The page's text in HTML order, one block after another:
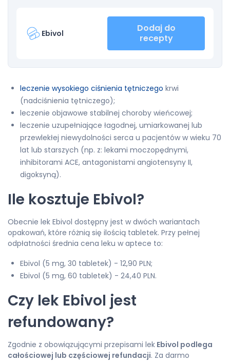
Ebivol
Dodaj do
recepty
leczenie wysokiego ciśnienia tętniczego krwi
(nadciśnienia tętniczego);
leczenie objawowe stabilnej choroby wieńcowej;
leczenie uzupełniające łagodnej, umiarkowanej lub
przewlekłej niewydolności serca u pacjentów w wieku 70
lat lub starszych (np. z: lekami moczopędnymi,
inhibitorami ACE, antagonistami angiotensyny II,
digoksyną).
Ile kosztuje Ebivol?
Obecnie lek Ebivol dostępny jest w dwóch wariantach
opakowań, które różnią się ilością tabletek. Przy pełnej
odpłatności średnia cena leku w aptece to:
Ebivol (5 mg, 30 tabletek) - 12,90 PLN;
Ebivol (5 mg, 60 tabletek) - 24,40 PLN.
Czy lek Ebivol jest
refundowany?
Zgodnie z obowiązującymi przepisami lek Ebivol podlega
całościowej lub częściowej refundacji. Za darmo